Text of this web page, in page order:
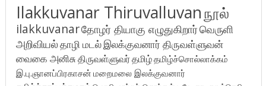
Ilakkuvanar Thiruvalluvanநூல்
ilakkuvanarதோழர் தியாகு எழுதுகிறார்வெருளி
அறிவியல்தாழி மடல்இலக்குவனார் திருவள்ளுவன்
வைகை அனிசுதிருவள்ளுவர்தமிழ்தமிழ்ச்சொல்லாக்கம்
இ.பு.ஞானப்பிரகாசன் மறைமலை இலக்குவனார்